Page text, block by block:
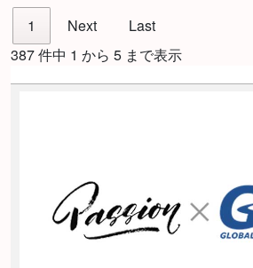
1
Next
Last
387 件中 1 から 5 まで表示